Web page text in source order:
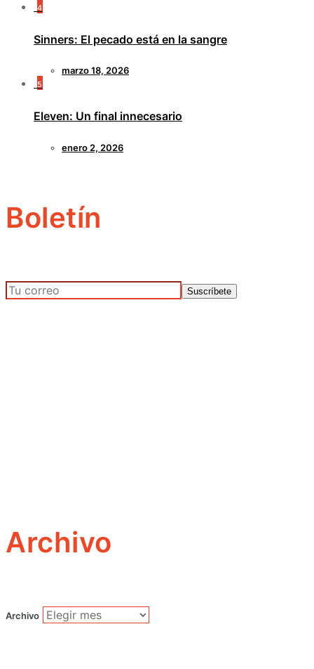
4
Sinners: El pecado está en la sangre
marzo 18, 2026
5
Eleven: Un final innecesario
enero 2, 2026
Boletín
Archivo
Archivo